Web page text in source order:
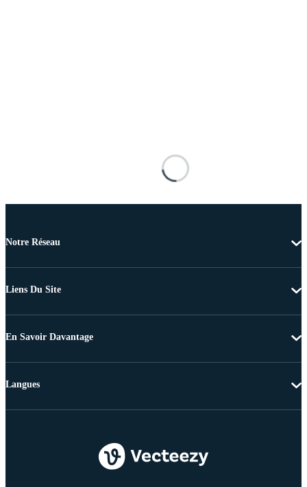
Notre Réseau
Liens Du Site
En Savoir Davantage
Langues